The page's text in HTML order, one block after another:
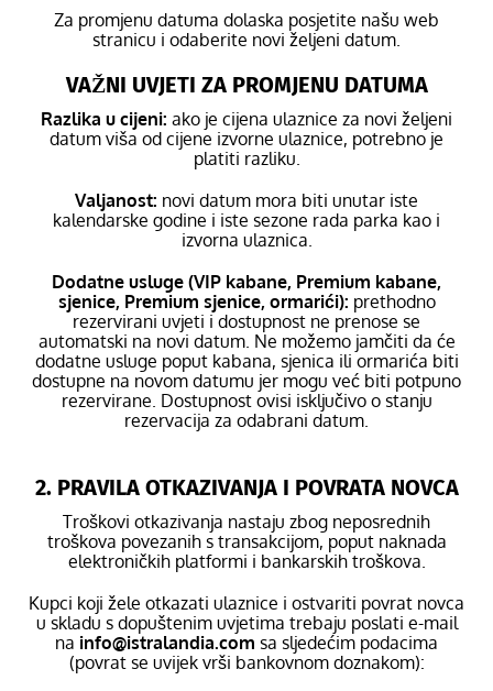
Za promjenu datuma dolaska posjetite našu web
stranicu i odaberite novi željeni datum.
VAŽNI UVJETI ZA PROMJENU DATUMA
Razlika u cijeni: ako je cijena ulaznice za novi željeni
datum viša od cijene izvorne ulaznice, potrebno je
platiti razliku.
Valjanost: novi datum mora biti unutar iste
kalendarske godine i iste sezone rada parka kao i
izvorna ulaznica.
Dodatne usluge (VIP kabane, Premium kabane,
sjenice, Premium sjenice, ormarići): prethodno
rezervirani uvjeti i dostupnost ne prenose se
automatski na novi datum. Ne možemo jamčiti da će
dodatne usluge poput kabana, sjenica ili ormarića biti
dostupne na novom datumu jer mogu već biti potpuno
rezervirane. Dostupnost ovisi isključivo o stanju
rezervacija za odabrani datum.
2. PRAVILA OTKAZIVANJA I POVRATA NOVCA
Troškovi otkazivanja nastaju zbog neposrednih
troškova povezanih s transakcijom, poput naknada
elektroničkih platformi i bankarskih troškova.
Kupci koji žele otkazati ulaznice i ostvariti povrat novca
u skladu s dopuštenim uvjetima trebaju poslati e-mail
na info@istralandia.com sa sljedećim podacima
(povrat se uvijek vrši bankovnom doznakom):